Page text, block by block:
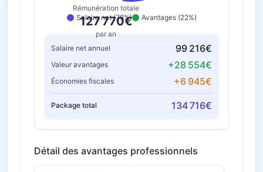
Rémunération totale
127 770€
par an
Salaire net (78%) Avantages (22%)
Salaire net annuel 99 216€
Valeur avantages +28 554€
Économies fiscales +6 945€
Package total 134 716€
Détail des avantages professionnels